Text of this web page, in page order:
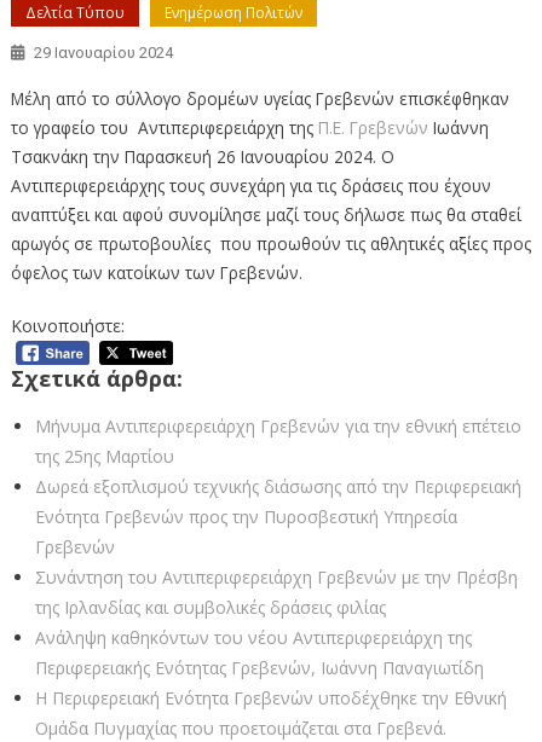
Δελτία Τύπου Ενημέρωση Πολιτών
29 Ιανουαρίου 2024
Μέλη από το σύλλογο δρομέων υγείας Γρεβενών επισκέφθηκαν
το γραφείο του Αντιπεριφερειάρχη της Π.Ε. Γρεβενών Ιωάννη
Τσακνάκη την Παρασκευή 26 Ιανουαρίου 2024. Ο
Αντιπεριφερειάρχης τους συνεχάρη για τις δράσεις που έχουν
αναπτύξει και αφού συνομίλησε μαζί τους δήλωσε πως θα σταθεί
αρωγός σε πρωτοβουλίες που προωθούν τις αθλητικές αξίες προς
όφελος των κατοίκων των Γρεβενών.
Κοινοποιήστε:
Σχετικά άρθρα:
Μήνυμα Αντιπεριφερειάρχη Γρεβενών για την εθνική επέτειο
της 25ης Μαρτίου
Δωρεά εξοπλισμού τεχνικής διάσωσης από την Περιφερειακή
Ενότητα Γρεβενών προς την Πυροσβεστική Υπηρεσία
Γρεβενών
Συνάντηση του Αντιπεριφερειάρχη Γρεβενών με την Πρέσβη
της Ιρλανδίας και συμβολικές δράσεις φιλίας
Ανάληψη καθηκόντων του νέου Αντιπεριφερειάρχη της
Περιφερειακής Ενότητας Γρεβενών, Ιωάννη Παναγιωτίδη
Η Περιφερειακή Ενότητα Γρεβενών υποδέχθηκε την Εθνική
Ομάδα Πυγμαχίας που προετοιμάζεται στα Γρεβενά.